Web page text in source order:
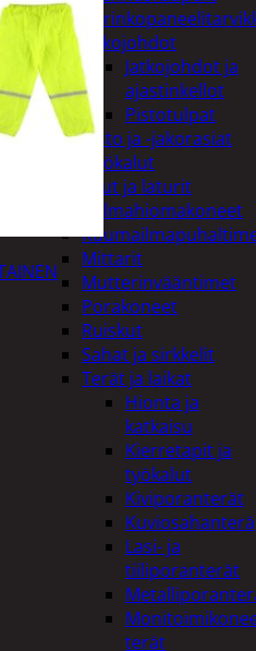
Jatkojohdot
Jatkojohdot ja
ajastinkellot
Pistotulpat
Pisto ja -jakorasiat
Sähkötyökalut
Akut ja laturit
Kulmahiomakoneet
Mittarit
Mutterinvääntimet
Porakoneet
Ruiskut
Sahat ja sirkkelit
Terät ja laikat
Hionta ja
katkaisu
Kierretapit ja
työkalut
Kiviporanterät
Kuviosahanterä
Lasi- ja
tiiliporanterät
terät